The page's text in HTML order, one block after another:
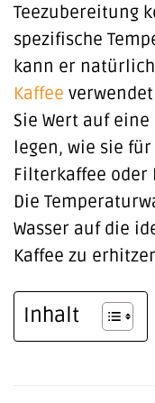
Teezubereitung
spezifische
kann er
Kaffee
Sie Wert auf
legen, wie sie
Filterkaffee oder
Die
Wasser auf die
Kaffee zu
Inhalt